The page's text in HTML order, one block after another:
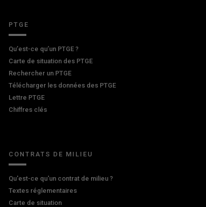
PTGE
Qu’est-ce qu’un PTGE ?
Carte de situation des PTGE
Rechercher un PTGE
Télécharger les données des PTGE
Lettre PTGE
Chiffres clés
CONTRATS DE MILIEU
Qu'est-ce qu'un contrat de milieu ?
Textes réglementaires
Carte de situation